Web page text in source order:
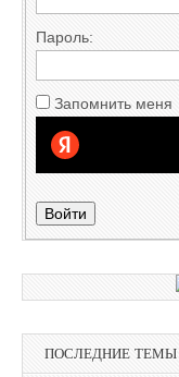
Пароль:
Запомнить меня
Войти
ПОСЛЕДНИЕ ТЕМЫ